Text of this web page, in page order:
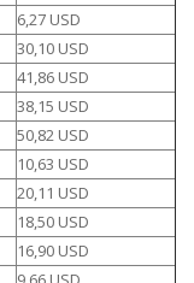
6,27 USD
30,10 USD
41,86 USD
38,15 USD
50,82 USD
10,63 USD
20,11 USD
18,50 USD
16,90 USD